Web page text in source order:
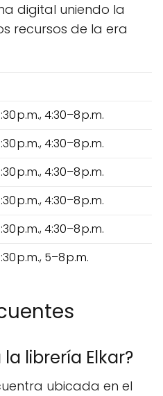
digital uniendo la
recursos de la era
p.m., 4:30–8 p.m.
p.m., 4:30–8 p.m.
p.m., 4:30–8 p.m.
p.m., 4:30–8 p.m.
p.m., 4:30–8 p.m.
p.m., 5–8 p.m.
librería Elkar?
ubicada en el